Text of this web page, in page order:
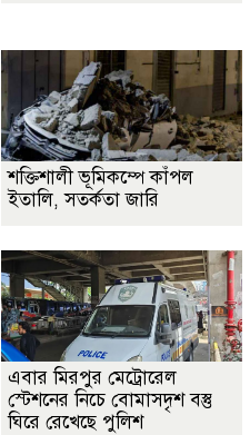
শক্তিশালী ভূমিকম্পে কাঁপল
ইতালি, সতর্কতা জারি
এবার মিরপুর মেট্রোরেল
স্টেশনের নিচে বোমাসদৃশ বস্তু
ঘিরে রেখেছে পুলিশ